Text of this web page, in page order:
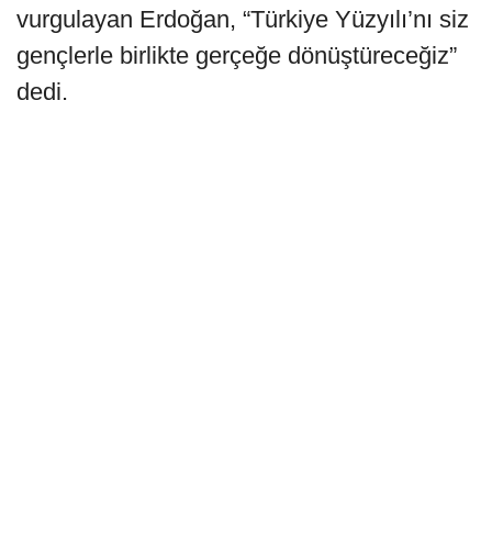
vurgulayan Erdoğan, “Türkiye Yüzyılı’nı siz
gençlerle birlikte gerçeğe dönüştüreceğiz”
dedi.